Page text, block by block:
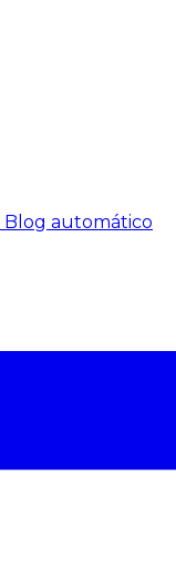
Blog automático